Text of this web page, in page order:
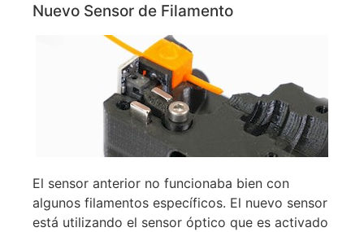
Nuevo Sensor de Filamento
El sensor anterior no funcionaba bien con
algunos filamentos específicos. El nuevo sensor
está utilizando el sensor óptico que es activado